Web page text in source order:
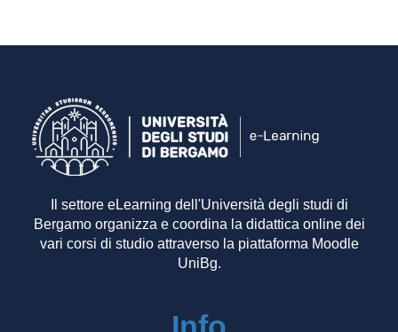
Il settore eLearning dell'Università degli studi di
Bergamo organizza e coordina la didattica online dei
vari corsi di studio attraverso la piattaforma Moodle
UniBg.